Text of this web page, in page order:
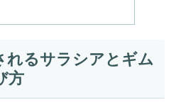
れるサラシアとギム
方